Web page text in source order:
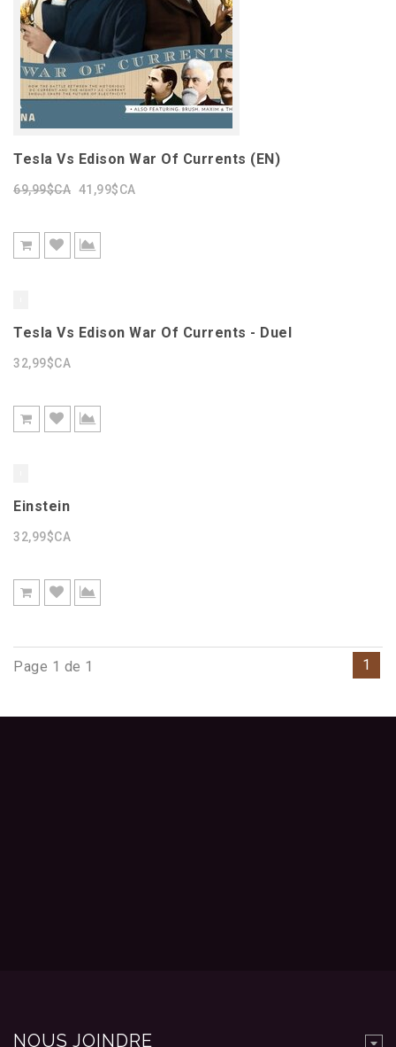
Tesla Vs Edison War Of Currents (EN)
69,99$CA 41,99$CA
Tesla Vs Edison War Of Currents - Duel
32,99$CA
Einstein
32,99$CA
Page 1 de 1 1
NOUS JOINDRE